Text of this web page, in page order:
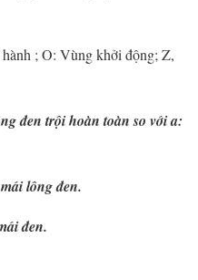
; O: Vùng khởi động; Z,
đen trội hoàn toàn so với a:
lông đen.
đen.